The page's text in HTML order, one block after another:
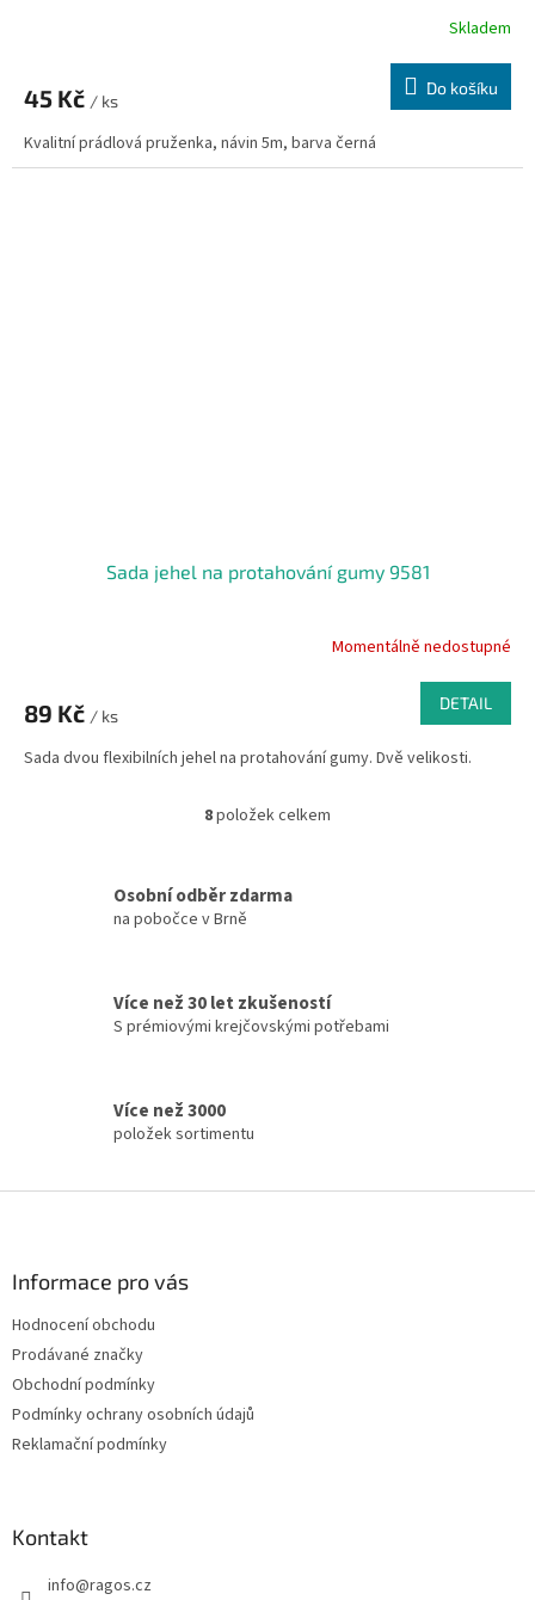
Skladem
45 Kč / ks
Do košíku
Kvalitní prádlová pruženka, návin 5m, barva černá
Sada jehel na protahování gumy 9581
Momentálně nedostupné
89 Kč / ks
DETAIL
Sada dvou flexibilních jehel na protahování gumy. Dvě velikosti.
O
á
p
r
i
8položek celkem
Osobní odběr zdarma
na pobočce v Brně
Více než 30 let zkušeností
S prémiovými krejčovskými potřebami
Více než 3000
položek sortimentu
Informace pro vás
Hodnocení obchodu
Prodávané značky
Obchodní podmínky
Podmínky ochrany osobních údajů
Reklamační podmínky
Kontakt
info@ragos.cz